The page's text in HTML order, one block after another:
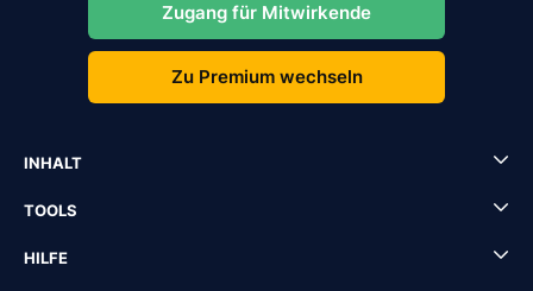
Zugang für Mitwirkende
Zu Premium wechseln
INHALT
TOOLS
HILFE